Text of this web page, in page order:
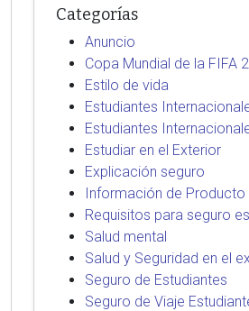
Categorías
Anuncio
Copa Mundial de la FIFA
Estilo de vida
Estudiantes
Estudiantes
Estudiar en el Exterior
Explicación seguro
Información de Producto
Requisitos para seguro
Salud mental
Salud y Seguridad en el
Seguro de Estudiantes
Seguro de Viaje